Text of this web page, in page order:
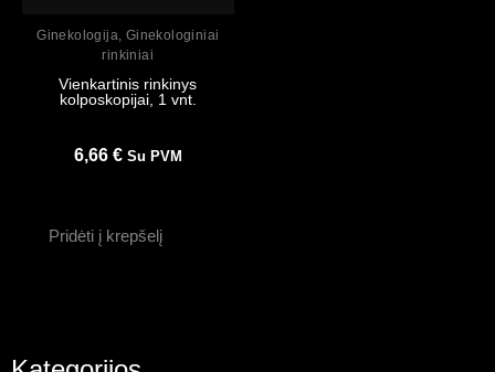
Ginekologija, Ginekologiniai
rinkiniai
Vienkartinis rinkinys
kolposkopijai, 1 vnt.
6,66 € Su PVM
Pridėti į krepšelį